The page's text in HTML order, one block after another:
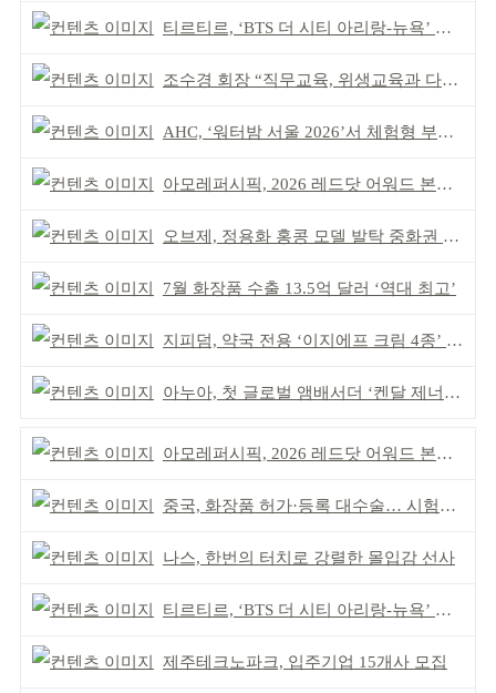
티르티르, ‘BTS 더 시티 아리랑-뉴욕’ 참여
조수경 회장 “직무교육, 위생교육과 다르다”
AHC, ‘워터밤 서울 2026’서 체험형 부스 운영
아모레퍼시픽, 2026 레드닷 어워드 본상 2개 수상
오브제, 정용화 홍콩 모델 발탁 중화권 공략 강화
7월 화장품 수출 13.5억 달러 ‘역대 최고’
지피덤, 약국 전용 ‘이지에프 크림 4종’ 출시
아누아, 첫 글로벌 앰배서더 ‘켄달 제너’ 발탁
아모레퍼시픽, 2026 레드닷 어워드 본상 2개 수상
중국, 화장품 허가·등록 대수술… 시험자료 공용 허용
나스, 한번의 터치로 강렬한 몰입감 선사
티르티르, ‘BTS 더 시티 아리랑-뉴욕’ 참여
제주테크노파크, 입주기업 15개사 모집